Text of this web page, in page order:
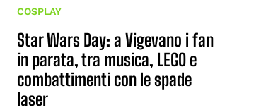
COSPLAY
Star Wars Day: a Vigevano i fan
in parata, tra musica, LEGO e
combattimenti con le spade
laser